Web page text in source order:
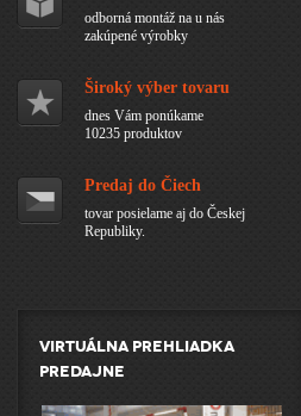
odborná montáž na u nás
zakúpené výrobky
Široký výber tovaru
dnes Vám ponúkame
10235 produktov
Predaj do Čiech
tovar posielame aj do Českej
Republiky.
Virtuálna prehliadka
predajne